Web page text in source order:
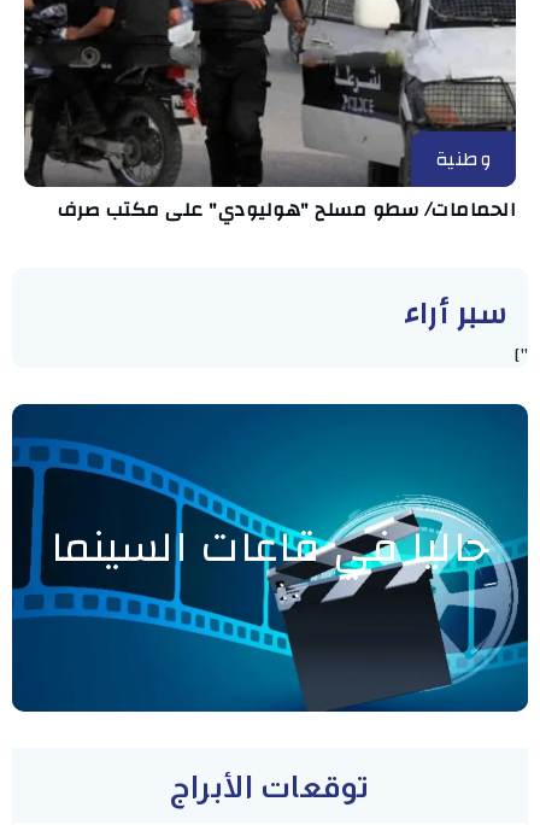
وطنية
الحمامات/ سطو مسلح "هوليودي" على مكتب صرف
سبر أراء
"]
حاليا في قاعات السينما
توقعات الأبراج